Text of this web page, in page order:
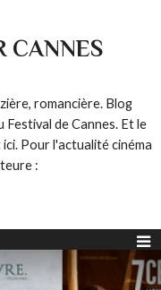
CANNES
romancière. Blog
Festival de Cannes. Et le
Pour l'actualité cinéma
: